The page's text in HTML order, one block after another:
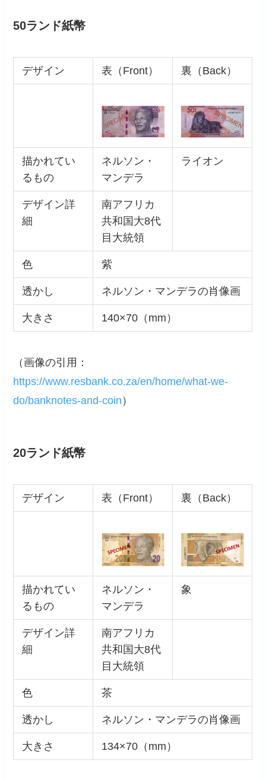
50ランド紙幣
デザイン 表（Front） 裏（Back）
描かれてい
るもの
ネルソン・
マンデラ
ライオン
デザイン詳
細
南アフリカ
共和国大8代
目大統領
色 紫
透かし ネルソン・マンデラの肖像画
大きさ 140×70（mm）
（画像の引用：
https://www.resbank.co.za/en/home/what-we-
do/banknotes-and-coin ）
20ランド紙幣
デザイン 表（Front） 裏（Back）
描かれてい
るもの
ネルソン・
マンデラ
象
デザイン詳
細
南アフリカ
共和国大8代
目大統領
色 茶
透かし ネルソン・マンデラの肖像画
大きさ 134×70（mm）